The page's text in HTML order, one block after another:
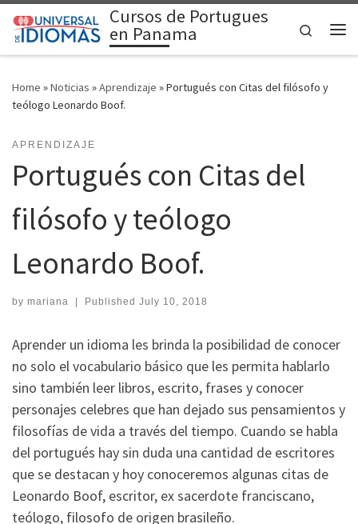
Skip to content Cursos de Portugues
en Panama
Search
Home »Noticias »Aprendizaje »Portugués con Citas del filósofo y
teólogo Leonardo Boof.
APRENDIZAJE
Portugués con Citas del
filósofo y teólogo
Leonardo Boof.
by mariana Published July 10, 2018
Aprender un idioma les brinda la posibilidad de conocer
no solo el vocabulario básico que les permita hablarlo
sino también leer libros, escrito, frases y conocer
personajes celebres que han dejado sus pensamientos y
filosofías de vida a través del tiempo. Cuando se habla
del portugués hay sin duda una cantidad de escritores
que se destacan y hoy conoceremos algunas citas de
Leonardo Boof, escritor, ex sacerdote franciscano,
teólogo, filosofo de origen brasileño.